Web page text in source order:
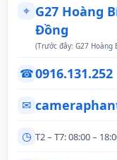
⌖ G27 Hoàng
Đồng
(Trước đây: G27 Hoàng
☎0916.131.252
✉
◷ T2 – T7: 08:00 –